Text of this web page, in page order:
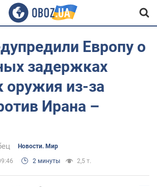
Европу о
задержках
оружия из-за
Ирана –
Новости. Мир
2 минуты 2,5 т.